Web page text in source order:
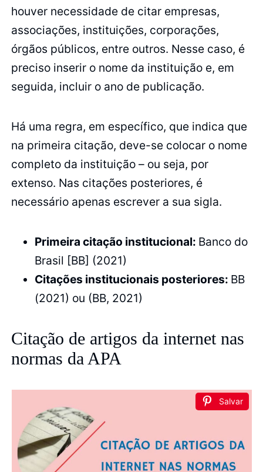
houver necessidade de citar empresas,
associações, instituições, corporações,
órgãos públicos, entre outros. Nesse caso, é
preciso inserir o nome da instituição e, em
seguida, incluir o ano de publicação.
Há uma regra, em específico, que indica que
na primeira citação, deve-se colocar o nome
completo da instituição – ou seja, por
extenso. Nas citações posteriores, é
necessário apenas escrever a sua sigla.
Primeira citação institucional: Banco do
Brasil [BB] (2021)
Citações institucionais posteriores: BB
(2021) ou (BB, 2021)
Citação de artigos da internet nas
normas da APA
Salvar